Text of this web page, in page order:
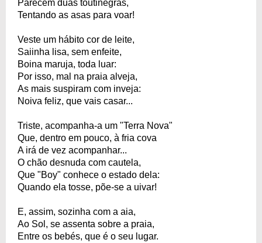
Parecem duas toutinegras,
Tentando as asas para voar!
Veste um hábito cor de leite,
Saiinha lisa, sem enfeite,
Boina maruja, toda luar:
Por isso, mal na praia alveja,
As mais suspiram com inveja:
Noiva feliz, que vais casar...
Triste, acompanha-a um "Terra Nova"
Que, dentro em pouco, à fria cova
A irá de vez acompanhar...
O chão desnuda com cautela,
Que "Boy" conhece o estado dela:
Quando ela tosse, põe-se a uivar!
E, assim, sozinha com a aia,
Ao Sol, se assenta sobre a praia,
Entre os bebés, que é o seu lugar.